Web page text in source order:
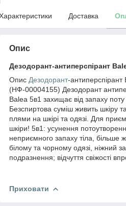
Доставка
Опис
Дезодорант-антиперспірант
Опис Дезодорант-
(НФ-00004155) Дезодорант
Balea 5в1 захищає від запаху
Безспиртова суміш живить шкіру
плями на шкірі та одязі. Для
шкіри! 5в1: усунення
неприємного запаху тіла,
білому та чорному одязі, ніжний
подразнення; відчуття свіжості
Приховати